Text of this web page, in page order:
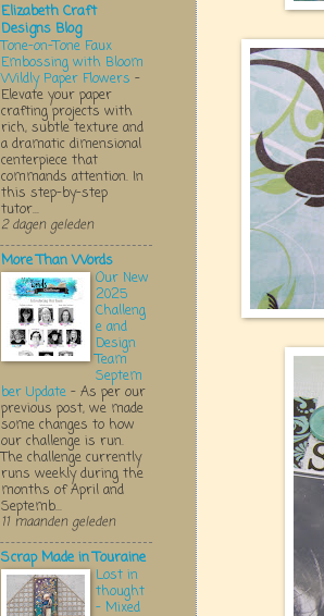
Elizabeth Craft
Designs Blog
Tone-on-Tone Faux
Embossing with Bloom
Wildly Paper Flowers -
Elevate your paper
crafting projects with
rich, subtle texture and
a dramatic dimensional
centerpiece that
commands attention. In
this step-by-step
tutor...
2 dagen geleden
More Than Words
Our New
2025
Challeng
e and
Design
Team
Septem
ber Update - As per our
previous post, we made
some changes to how
our challenge is run.
The challenge currently
runs weekly during the
months of April and
Septemb...
11 maanden geleden
Scrap Made in Touraine
Lost in
thought
- Mixed